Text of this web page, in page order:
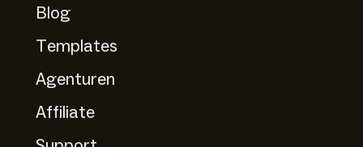
Blog
Templates
Agenturen
Affiliate